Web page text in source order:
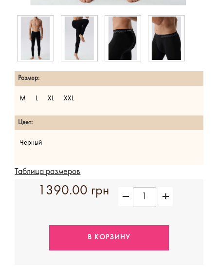
Размер:
M L XL XXL
Цвет:
Черный
Таблица размеров
1390.00 грн